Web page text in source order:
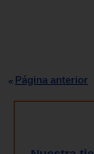
Página anterior